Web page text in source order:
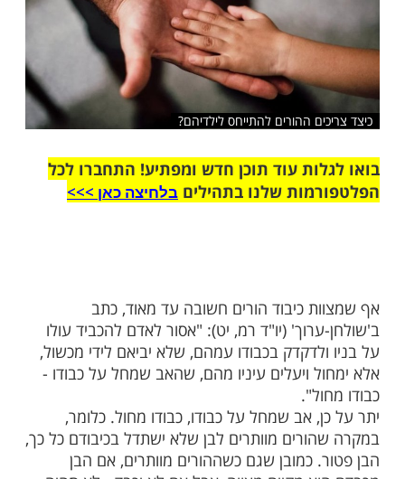
עוד תוכן חדש ומפתיע! התחברו לכל
שלנו בתהיליםבלחיצה כאן >>>​